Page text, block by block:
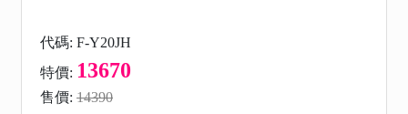
代碼: F-Y20JH
特價: 13670
售價: 14390